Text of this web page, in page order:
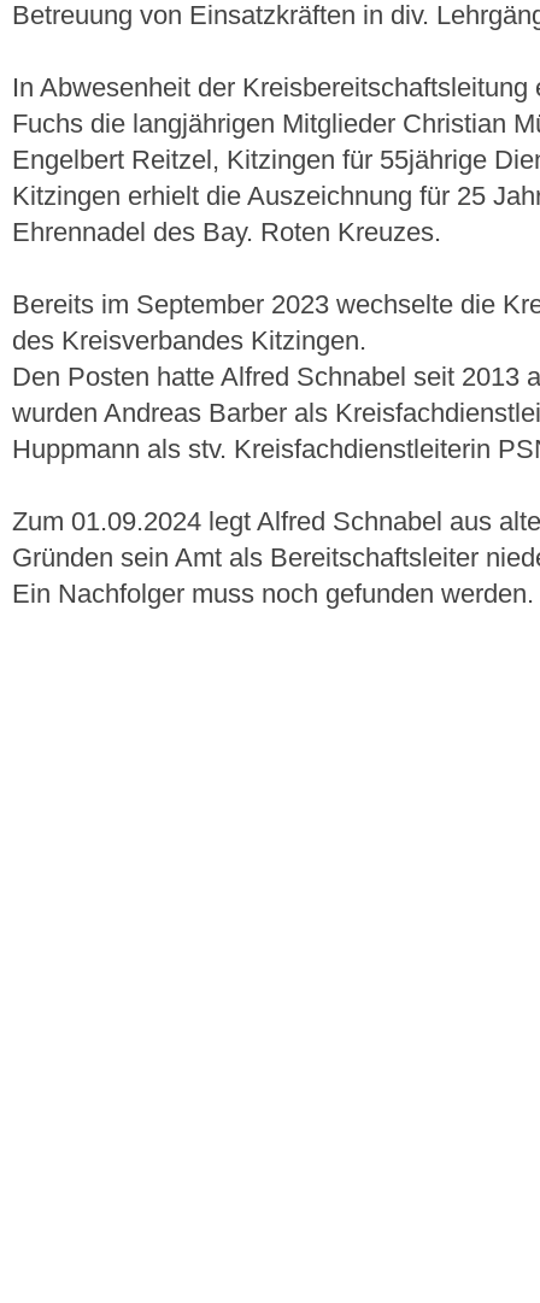
Betreuung von Einsatzkräften in div.
In Abwesenheit der
Fuchs die langjährigen Mitglieder Christian
Engelbert Reitzel, Kitzingen für 55jährige
Kitzingen erhielt die Auszeichnung für 25
Ehrennadel des Bay. Roten Kreuzes.
Bereits im September 2023 wechselte die
des Kreisverbandes Kitzingen.
Den Posten hatte Alfred Schnabel seit 2013
wurden Andreas Barber als
Huppmann als stv. Kreisfachdienstleiterin
Zum 01.09.2024 legt Alfred Schnabel aus
Gründen sein Amt als Bereitschaftsleiter
Ein Nachfolger muss noch gefunden werden.